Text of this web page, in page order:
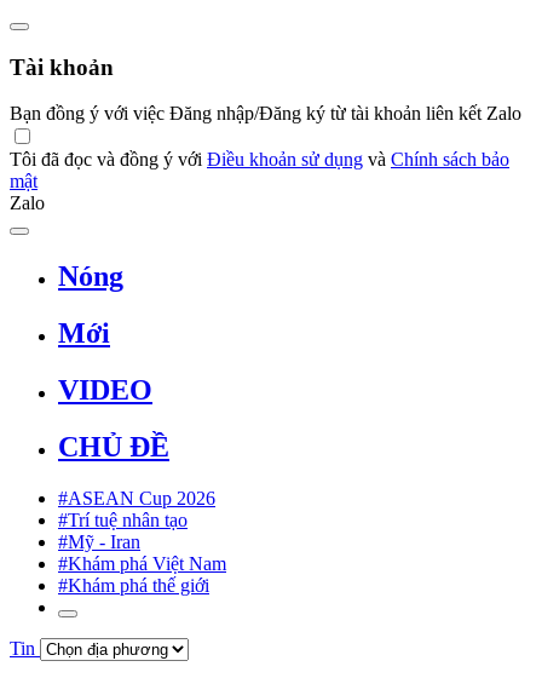
Tài khoản
Bạn đồng ý với việc Đăng nhập/Đăng ký từ tài khoản liên kết Zalo
Tôi đã đọc và đồng ý với Điều khoản sử dụng và Chính sách bảo
mật
Zalo
Nóng
Mới
VIDEO
CHỦ ĐỀ
#ASEAN Cup 2026
#Trí tuệ nhân tạo
#Mỹ - Iran
#Khám phá Việt Nam
#Khám phá thế giới
Tin